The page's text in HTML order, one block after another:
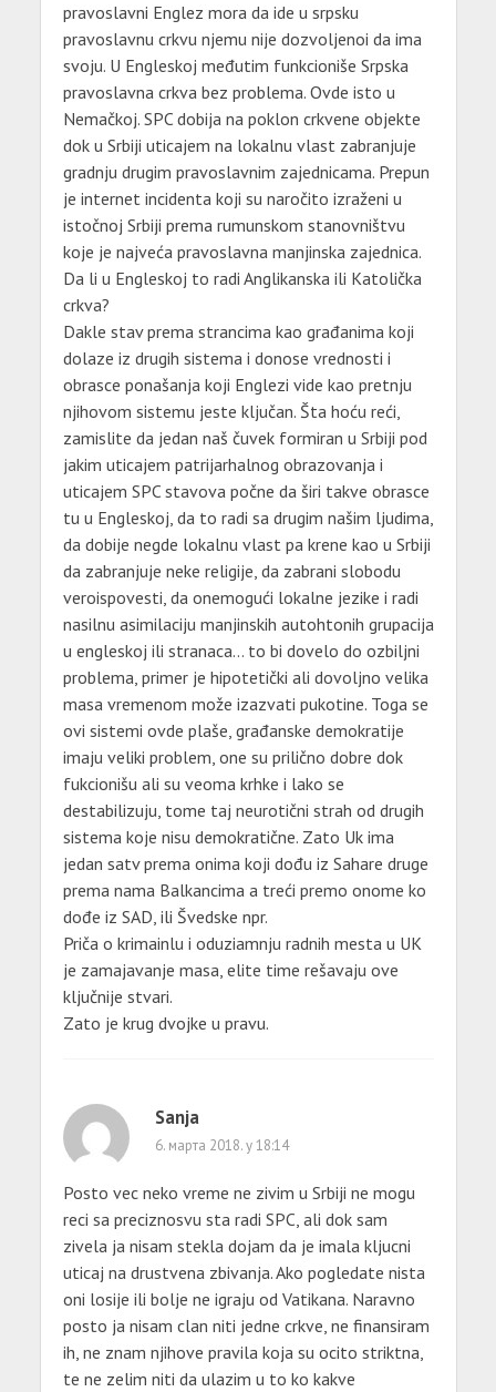
pravoslavni Englez mora da ide u srpsku
pravoslavnu crkvu njemu nije dozvoljenoi da ima
svoju. U Engleskoj međutim funkcioniše Srpska
pravoslavna crkva bez problema. Ovde isto u
Nemačkoj. SPC dobija na poklon crkvene objekte
dok u Srbiji uticajem na lokalnu vlast zabranjuje
gradnju drugim pravoslavnim zajednicama. Prepun
je internet incidenta koji su naročito izraženi u
istočnoj Srbiji prema rumunskom stanovništvu
koje je najveća pravoslavna manjinska zajednica.
Da li u Engleskoj to radi Anglikanska ili Katolička
crkva?
Dakle stav prema strancima kao građanima koji
dolaze iz drugih sistema i donose vrednosti i
obrasce ponašanja koji Englezi vide kao pretnju
njihovom sistemu jeste ključan. Šta hoću reći,
zamislite da jedan naš čuvek formiran u Srbiji pod
jakim uticajem patrijarhalnog obrazovanja i
uticajem SPC stavova počne da širi takve obrasce
tu u Engleskoj, da to radi sa drugim našim ljudima,
da dobije negde lokalnu vlast pa krene kao u Srbiji
da zabranjuje neke religije, da zabrani slobodu
veroispovesti, da onemogući lokalne jezike i radi
nasilnu asimilaciju manjinskih autohtonih grupacija
u engleskoj ili stranaca… to bi dovelo do ozbiljni
problema, primer je hipotetički ali dovoljno velika
masa vremenom može izazvati pukotine. Toga se
ovi sistemi ovde plaše, građanske demokratije
imaju veliki problem, one su prilično dobre dok
fukcionišu ali su veoma krhke i lako se
destabilizuju, tome taj neurotični strah od drugih
sistema koje nisu demokratične. Zato Uk ima
jedan satv prema onima koji dođu iz Sahare druge
prema nama Balkancima a treći premo onome ko
dođe iz SAD, ili Švedske npr.
Priča o krimainlu i oduziamnju radnih mesta u UK
je zamajavanje masa, elite time rešavaju ove
ključnije stvari.
Zato je krug dvojke u pravu.
Sanja
6. марта 2018. у 18:14
Posto vec neko vreme ne zivim u Srbiji ne mogu
reci sa preciznosvu sta radi SPC, ali dok sam
zivela ja nisam stekla dojam da je imala kljucni
uticaj na drustvena zbivanja. Ako pogledate nista
oni losije ili bolje ne igraju od Vatikana. Naravno
posto ja nisam clan niti jedne crkve, ne finansiram
ih, ne znam njihove pravila koja su ocito striktna,
te ne zelim niti da ulazim u to ko kakve